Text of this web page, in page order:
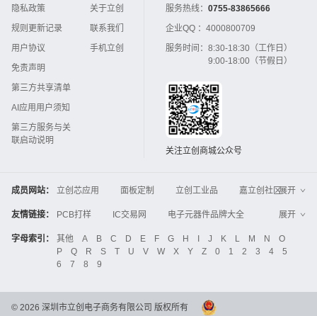
隐私政策
规则更新记录
用户协议
免责声明
第三方共享清单
AI应用用户须知
第三方服务与关
联启动说明
关于立创
联系我们
手机立创
服务热线： 0755-83865666
企业QQ ： 4000800709
服务时间： 8:30-18:30（工作日）
9:00-18:00（节假日）
关注立创商城公众号
成员网站： 立创芯应用 面板定制 立创工业品
嘉立创社区
3D打印
嘉立创FPC 嘉立创PCB
嘉立创FA
Global Website LCSC
ZXHPCB
展开
友情链接： PCB打样 IC交易网
电子元器件品牌大全
中国IC网
智能电网 机电设备
电子工程网
晶振
电子技术应用 21icsearch
电子展
工业品采购
IC电子网 锂电池
集成灶
中国机床商务网
DFRobot开源硬件商城
展开
字母索引： 其他 A B C D E F G H J K L M N
O
P
Q R S T U V W X Y Z 0 1 2 3 4
5
6
7 8 9
© 2026 深圳市立创电子商务有限公司 版权所有